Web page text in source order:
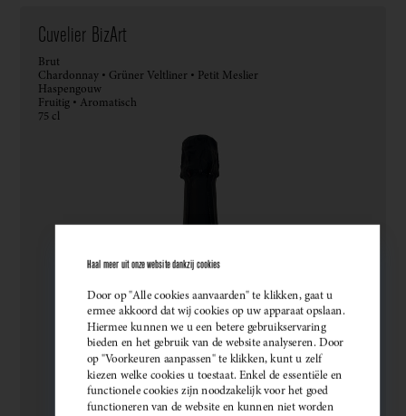
Cuvelier BizArt
Brut
Chardonnay • Grüner Veltliner • Petit Meslier
Haspengouw
Fruitig • Aromatisch
75 cl
Haal meer uit onze website dankzij cookies
Door op "Alle cookies aanvaarden" te klikken, gaat u
ermee akkoord dat wij cookies op uw apparaat opslaan.
Hiermee kunnen we u een betere gebruikservaring
bieden en het gebruik van de website analyseren. Door
op "Voorkeuren aanpassen" te klikken, kunt u zelf
kiezen welke cookies u toestaat. Enkel de essentiële en
functionele cookies zijn noodzakelijk voor het goed
functioneren van de website en kunnen niet worden